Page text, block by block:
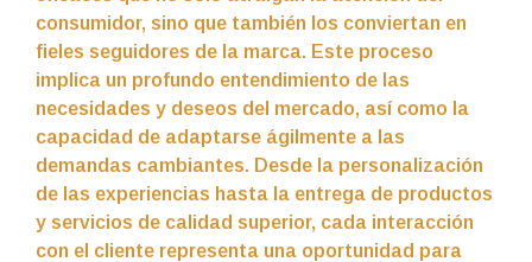
consumidor, sino que también los conviertan en
fieles seguidores de la marca. Este proceso
implica un profundo entendimiento de las
necesidades y deseos del mercado, así como la
capacidad de adaptarse ágilmente a las
demandas cambiantes. Desde la personalización
de las experiencias hasta la entrega de productos
y servicios de calidad superior, cada interacción
con el cliente representa una oportunidad para